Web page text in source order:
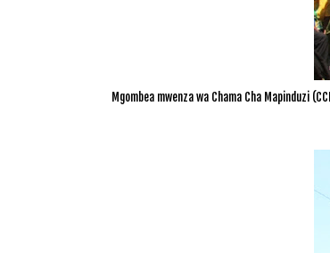
Mgombea mwenza wa Chama Cha Mapinduzi